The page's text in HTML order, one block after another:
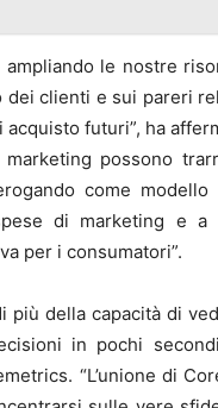
ampliando le nostre
clienti e sui pareri
futuri”, ha
possono
come modello
di marketing e a
per i consumatori”.
più della capacità di
in pochi
“L’unione di